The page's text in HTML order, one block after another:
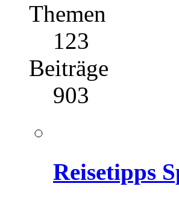
Themen
123
Beiträge
903
Reisetipps